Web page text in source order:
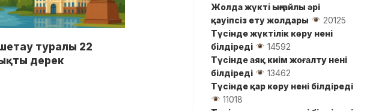
туралы 22
дерек
Жолда жүктi ыңғайлы әрі
қауіпсіз ету жолдары
20125
Түсінде жүктілік көру нені
білдіреді
14592
Түсінде аяқ киім жоғалту нені
білдіреді
13462
Түсінде қар көру нені білдіреді
11018